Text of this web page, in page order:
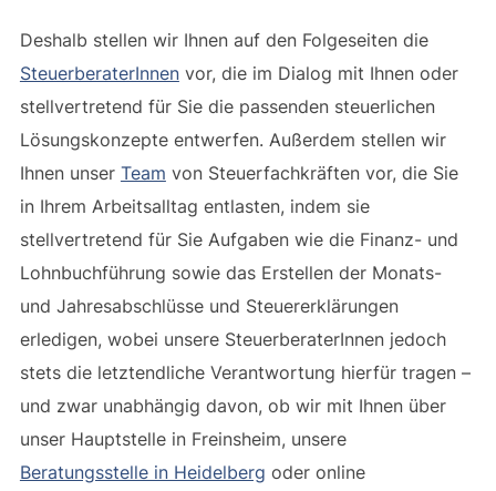
Deshalb stellen wir Ihnen auf den Folgeseiten die
SteuerberaterInnenvor, die im Dialog mit Ihnen oder
stellvertretend für Sie die passenden steuerlichen
Lösungskonzepte entwerfen. Außerdem stellen wir
Ihnen unser Team von Steuerfachkräften vor, die Sie
in Ihrem Arbeitsalltag entlasten, indem sie
stellvertretend für Sie Aufgaben wie die Finanz- und
Lohnbuchführung sowie das Erstellen der Monats-
und Jahresabschlüsse und Steuererklärungen
erledigen, wobei unsere SteuerberaterInnen jedoch
stets die letztendliche Verantwortung hierfür tragen –
und zwar unabhängig davon, ob wir mit Ihnen über
unser Hauptstelle in Freinsheim, unsere
Beratungsstelle in Heidelberg oder online